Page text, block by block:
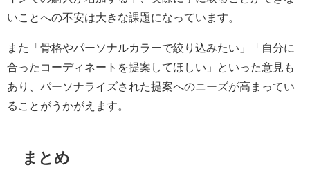
いことへの不安は大きな課題になっています。
また「骨格やパーソナルカラーで絞り込みたい」「自分に
合ったコーディネートを提案してほしい」といった意見も
あり、パーソナライズされた提案へのニーズが高まってい
ることがうかがえます。
まとめ